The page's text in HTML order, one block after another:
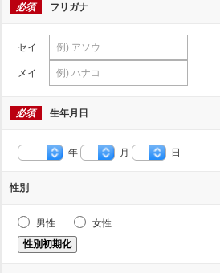
必須 フリガナ
セイ
メイ
必須 生年月日
年 月 日
性別
男性
女性
性別初期化